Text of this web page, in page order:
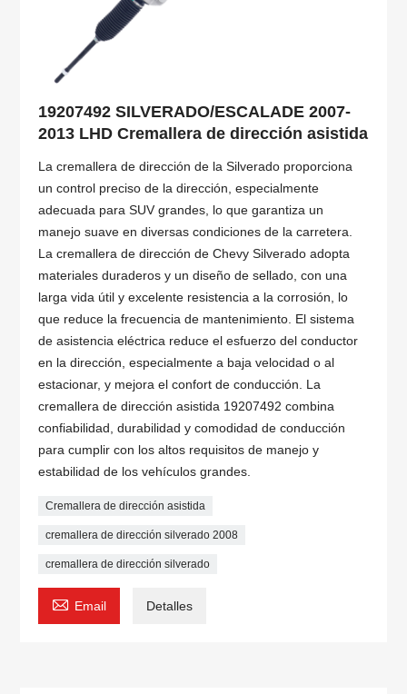
19207492 SILVERADO/ESCALADE 2007-
2013 LHD Cremallera de dirección asistida
La cremallera de dirección de la Silverado proporciona
un control preciso de la dirección, especialmente
adecuada para SUV grandes, lo que garantiza un
manejo suave en diversas condiciones de la carretera.
La cremallera de dirección de Chevy Silverado adopta
materiales duraderos y un diseño de sellado, con una
larga vida útil y excelente resistencia a la corrosión, lo
que reduce la frecuencia de mantenimiento. El sistema
de asistencia eléctrica reduce el esfuerzo del conductor
en la dirección, especialmente a baja velocidad o al
estacionar, y mejora el confort de conducción. La
cremallera de dirección asistida 19207492 combina
confiabilidad, durabilidad y comodidad de conducción
para cumplir con los altos requisitos de manejo y
estabilidad de los vehículos grandes.
Cremallera de dirección asistida
cremallera de dirección silverado 2008
cremallera de dirección silverado
 Email Detalles